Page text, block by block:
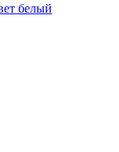
белый